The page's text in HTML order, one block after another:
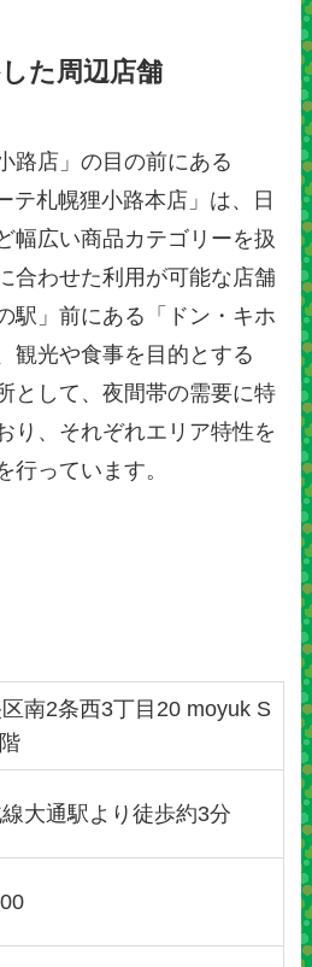
た周辺店舗
路店」の目の前にある
テ札幌狸小路本店」は、日
幅広い商品カテゴリーを扱
合わせた利用が可能な店舗
駅」前にある「ドン・キホ
観光や食事を目的とする
として、夜間帯の需要に特
り、それぞれエリア特性を
行っています。
南2条西3丁目20 moyuk S
大通駅より徒歩約3分